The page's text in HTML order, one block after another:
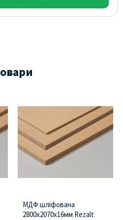
МДФ шліфована
2800х2070х16мм Rezalt